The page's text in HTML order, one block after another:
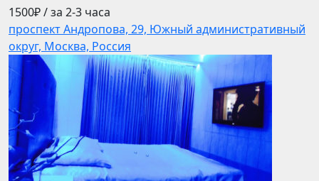
1500₽/ за 2-3 часа
проспект Андропова, 29, Южный административный
округ, Москва, Россия